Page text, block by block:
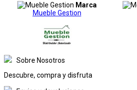
Marca
Mueble Gestion
Sobre Nosotros
Descubre, compra y disfruta